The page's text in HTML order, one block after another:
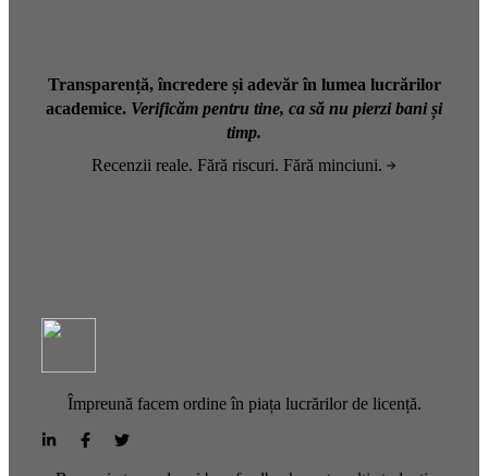
Transparență, încredere și adevăr în lumea lucrărilor
academice. Verificăm pentru tine, ca să nu pierzi bani și
timp.
Recenzii reale. Fără riscuri. Fără minciuni.
Împreună facem ordine în piața lucrărilor de licență.